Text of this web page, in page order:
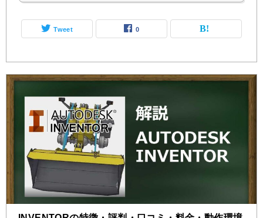
Tweet 0